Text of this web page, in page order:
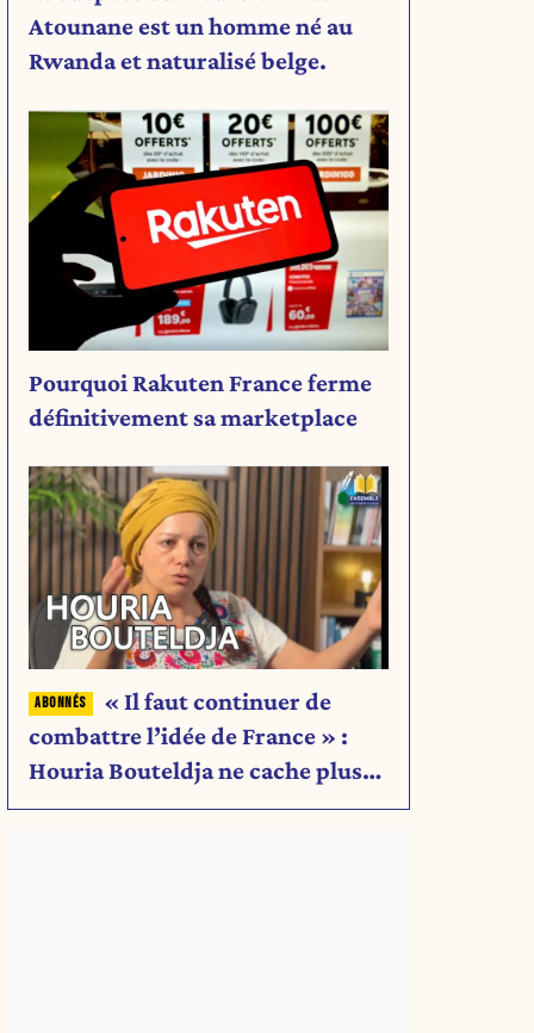
Atounane est un homme né au
Rwanda et naturalisé belge.
Pourquoi Rakuten France ferme
définitivement sa marketplace
« Il faut continuer de
combattre l’idée de France » :
Houria Bouteldja ne cache plus
rien de son projet